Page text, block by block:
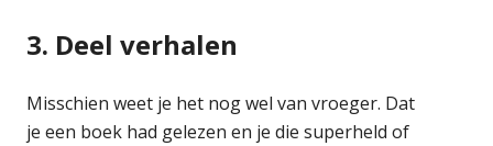
3. Deel verhalen
Misschien weet je het nog wel van vroeger. Dat
je een boek had gelezen en je die superheld of